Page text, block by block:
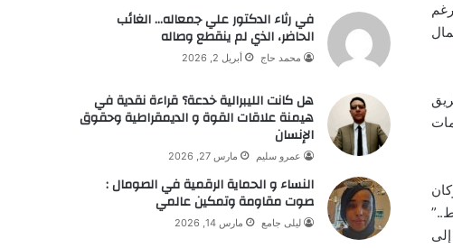
طريق
بأنّه مات
في رثاء الدكتور علي جمعاله… الغائب
الحاضر، الذي لم ينقطع وصاله
محمد حاج أبريل 2, 2026
هل كانت الليبرالية خدعة؟ قراءة نقدية في
هيمنة علاقات القوة و الديمقراطية وحقوق
الإنسان
عمرو سليم مارس 27, 2026
النساء و الحماية الرقمية في الصومال :
صوت مقاومة وتمكين عالمي
ليلى جامع مارس 14, 2026